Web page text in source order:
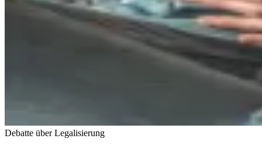
Debatte über Legalisierung